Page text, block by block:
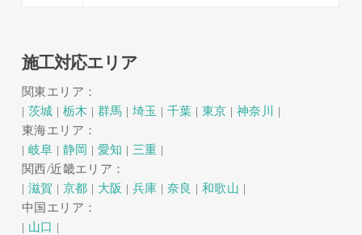
施工対応エリア
関東エリア：
| 茨城 | 栃木 | 群馬 | 埼玉 | 千葉 | 東京 | 神奈川
|
東海エリア：
| 岐阜 | 静岡 | 愛知 | 三重 |
関西/近畿エリア：
| 滋賀 | 京都 | 大阪 | 兵庫 | 奈良 | 和歌山 |
中国エリア：
| 山口 |